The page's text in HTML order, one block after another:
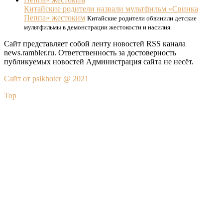
Китайские родители назвали мультфильм «Свинка
Пеппа» жестоким Китайские родители обвинили детские
мультфильмы в демонстрации жестокости и насилия.
Сайт представляет собой ленту новостей RSS канала
news.rambler.ru. Ответственность за достоверность
публикуемых новостей Администрация сайта не несёт.
Сайт от psikhoter @ 2021
Top